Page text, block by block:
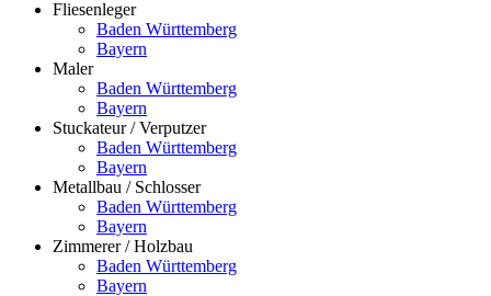
Fliesenleger
Baden Württemberg
Bayern
Maler
Baden Württemberg
Bayern
Stuckateur / Verputzer
Baden Württemberg
Bayern
Metallbau / Schlosser
Baden Württemberg
Bayern
Zimmerer / Holzbau
Baden Württemberg
Bayern